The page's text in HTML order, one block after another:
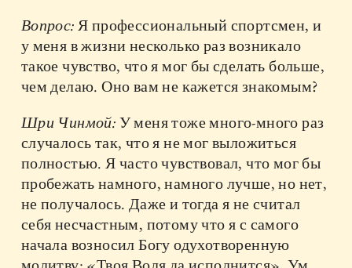
Вопрос:Я профессиональный спортсмен, и
у меня в жизни несколько раз возникало
такое чувство, что я мог бы сделать больше,
чем делаю. Оно вам не кажется знакомым?
Шри Чинмой:У меня тоже много-много раз
случалось так, что я не мог выложиться
полностью. Я часто чувствовал, что мог бы
пробежать намного, намного лучше, но нет,
не получалось. Даже и тогда я не считал
себя несчастным, потому что я с самого
начала возносил Богу одухотворенную